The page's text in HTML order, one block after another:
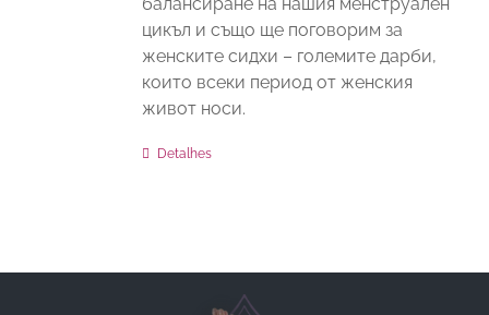
цикъл и също ще поговорим за
женските сидхи – големите дарби,
които всеки период от женския
живот носи.
Detalhes